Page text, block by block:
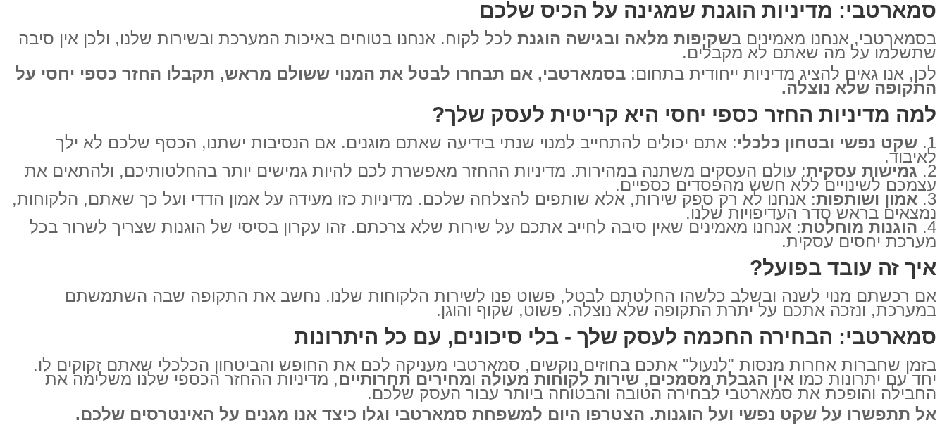
סמארטבי: מדיניות הוגנת שמגינה על הכיס שלכם
בסמארטבי, אנחנו מאמינים בשקיפות מלאה ובגישה הוגנת לכל לקוח. אנחנו בטוחים באיכות המערכת ובשירות שלנו, ולכן אין סיבה
שתשלמו על מה שאתם לא מקבלים.
לכן, אנו גאים להציג מדיניות ייחודית בתחום: בסמארטבי, אם תבחרו לבטל את המנוי ששולם מראש, תקבלו החזר כספי יחסי על
התקופה שלא נוצלה.
למה מדיניות החזר כספי יחסי היא קריטית לעסק שלך?
שקט נפשי ובטחון כלכלי: אתם יכולים להתחייב למנוי שנתי בידיעה שאתם מוגנים. אם הנסיבות ישתנו, הכסף שלכם לא ילך
לאיבוד.
גמישות עסקית: עולם העסקים משתנה במהירות. מדיניות ההחזר מאפשרת לכם להיות גמישים יותר בהחלטותיכם, ולהתאים את
עצמכם לשינויים ללא חשש מהפסדים כספיים.
אמון ושותפות: אנחנו לא רק ספק שירות, אלא שותפים להצלחה שלכם. מדיניות כזו מעידה על אמון הדדי ועל כך שאתם, הלקוחות,
נמצאים בראש סדר העדיפויות שלנו.
הוגנות מוחלטת: אנחנו מאמינים שאין סיבה לחייב אתכם על שירות שלא צרכתם. זהו עקרון בסיסי של הוגנות שצריך לשרור בכל
מערכת יחסים עסקית.
איך זה עובד בפועל?
אם רכשתם מנוי לשנה ובשלב כלשהו החלטתם לבטל, פשוט פנו לשירות הלקוחות שלנו. נחשב את התקופה שבה השתמשתם
במערכת, ונזכה אתכם על יתרת התקופה שלא נוצלה. פשוט, שקוף והוגן.
סמארטבי: הבחירה החכמה לעסק שלך - בלי סיכונים, עם כל היתרונות
בזמן שחברות אחרות מנסות "לנעול" אתכם בחוזים נוקשים, סמארטבי מעניקה לכם את החופש והביטחון הכלכלי שאתם זקוקים לו.
יחד עם יתרונות כמו אין הגבלת מסמכים, שירות לקוחות מעולה ומחירים תחרותיים, מדיניות ההחזר הכספי שלנו משלימה את
החבילה והופכת את סמארטבי לבחירה הטובה והבטוחה ביותר עבור העסק שלכם.
אל תתפשרו על שקט נפשי ועל הוגנות. הצטרפו היום למשפחת סמארטבי וגלו כיצד אנו מגנים על האינטרסים שלכם.